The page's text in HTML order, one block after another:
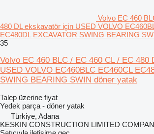
Volvo EC 460
480 DL ekskavatör için USED VOLVO
EC480DL EXCAVATOR SWING BEARING
35
Volvo EC 460 BLC / EC 460 CL / EC 480
USED VOLVO EC460BLC EC460CL
SWING BEARING SWIN döner yatak
Talep üzerine fiyat
Yedek parça - döner yatak
Türkiye, Adana
KESKIN CONSTRUCTION LIMITED